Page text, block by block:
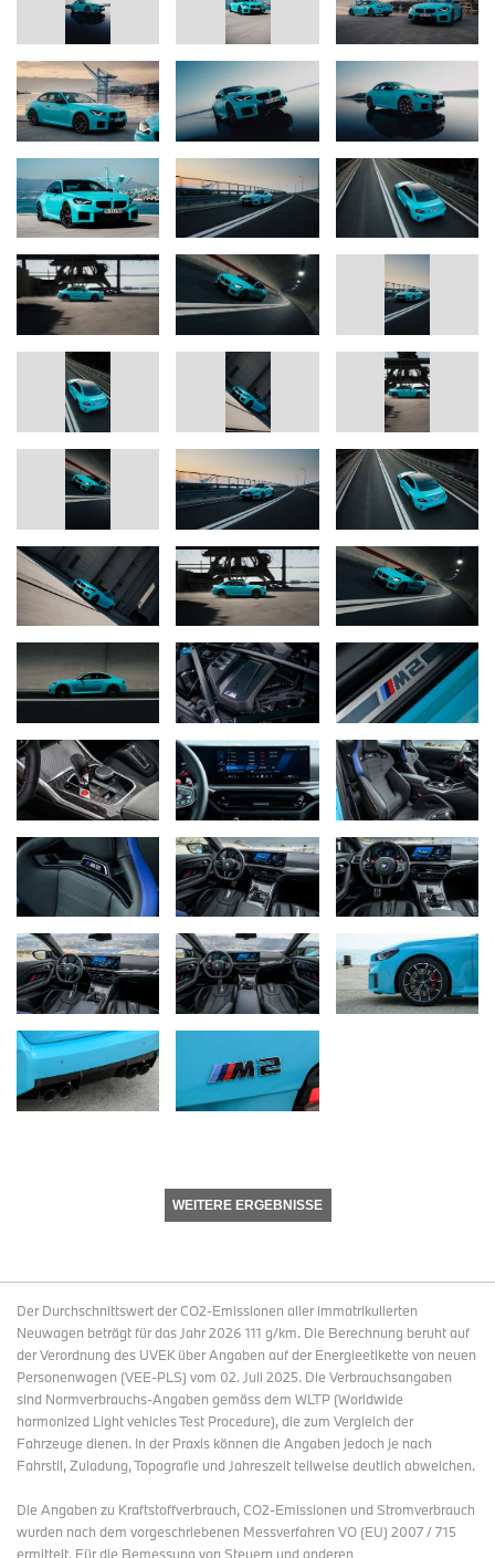
WEITERE ERGEBNISSE
Der Durchschnittswert der CO2-Emissionen aller immatrikulierten
Neuwagen beträgt für das Jahr 2026 111 g/km. Die Berechnung beruht auf
der Verordnung des UVEK über Angaben auf der Energieetikette von neuen
Personenwagen (VEE-PLS) vom 02. Juli 2025. Die Verbrauchsangaben
sind Normverbrauchs-Angaben gemäss dem WLTP (Worldwide
harmonized Light vehicles Test Procedure), die zum Vergleich der
Fahrzeuge dienen. In der Praxis können die Angaben jedoch je nach
Fahrstil, Zuladung, Topografie und Jahreszeit teilweise deutlich abweichen.
Die Angaben zu Kraftstoffverbrauch, CO2-Emissionen und Stromverbrauch
wurden nach dem vorgeschriebenen Messverfahren VO (EU) 2007 / 715
ermittelt. Für die Bemessung von Steuern und anderen